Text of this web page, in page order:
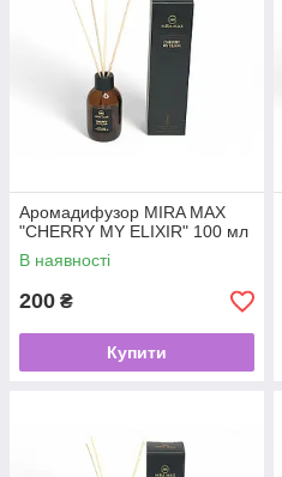
Аромадифузор MIRA MAX
"CHERRY MY ELIXIR" 100 мл
В наявності
200 ₴
Купити